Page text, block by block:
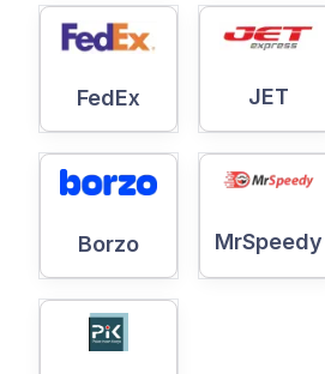
FedEx JET
Borzo MrSpeedy